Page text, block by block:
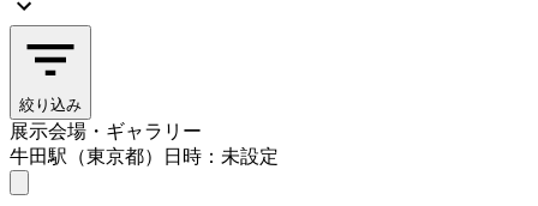
絞り込み
展示会場・ギャラリー
牛田駅（東京都）
日時：未設定